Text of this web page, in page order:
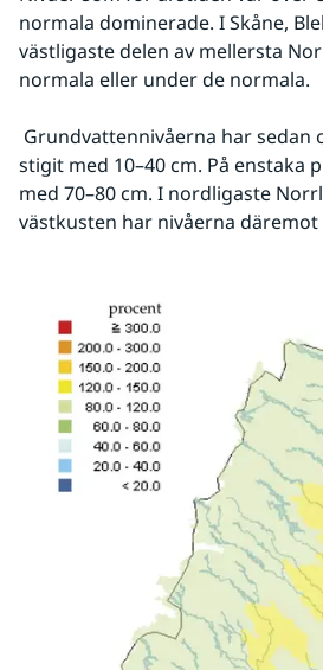
normala dominerade. I Skåne,
västligaste delen av mellersta
normala eller under de normala.
stigit med 10–40 cm. På enstaka
med 70–80 cm. I nordligaste
västkusten har nivåerna